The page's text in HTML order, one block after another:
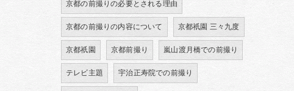
京都の前撮りの必要とされる理由
京都の前撮りの内容について 京都祇園 三々九度
京都祇園 京都前撮り 嵐山渡月橋での前撮り
テレビ主題 宇治正寿院での前撮り